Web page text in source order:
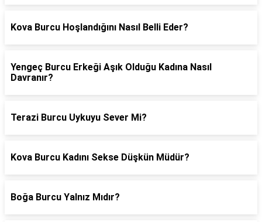
Kova Burcu Hoşlandığını Nasıl Belli Eder?
Yengeç Burcu Erkeği Aşık Olduğu Kadına Nasıl
Davranır?
Terazi Burcu Uykuyu Sever Mi?
Kova Burcu Kadını Sekse Düşkün Müdür?
Boğa Burcu Yalnız Mıdır?